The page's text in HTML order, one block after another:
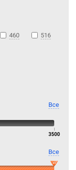
460
516
Все
3500
Все